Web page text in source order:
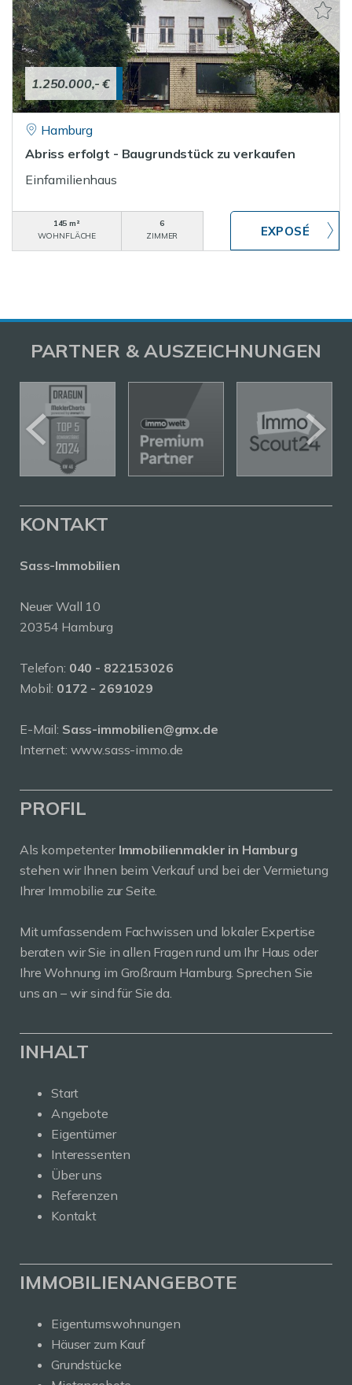
1.250.000,- €
Hamburg
Abriss erfolgt - Baugrundstück zu verkaufen
Einfamilienhaus
145 m²
WOHNFLÄCHE
6
ZIMMER
PARTNER & AUSZEICHNUNGEN
KONTAKT
Sass-Immobilien
Neuer Wall 10
20354 Hamburg
Telefon: 040 - 822153026
Mobil: 0172 - 2691029
E-Mail: Sass-immobilien@gmx.de
Internet: www.sass-immo.de
PROFIL
Als kompetenter Immobilienmakler in Hamburg
stehen wir Ihnen beim Verkauf und bei der Vermietung
Ihrer Immobilie zur Seite.
Mit umfassendem Fachwissen und lokaler Expertise
beraten wir Sie in allen Fragen rund um Ihr Haus oder
Ihre Wohnung im Großraum Hamburg. Sprechen Sie
uns an – wir sind für Sie da.
INHALT
Start
Angebote
Eigentümer
Interessenten
Über uns
Referenzen
Kontakt
IMMOBILIENANGEBOTE
Eigentumswohnungen
Häuser zum Kauf
Grundstücke